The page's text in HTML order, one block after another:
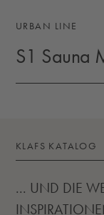
URBAN LINE
S1 Sauna
KLAFS KATALOG
... UND DIE